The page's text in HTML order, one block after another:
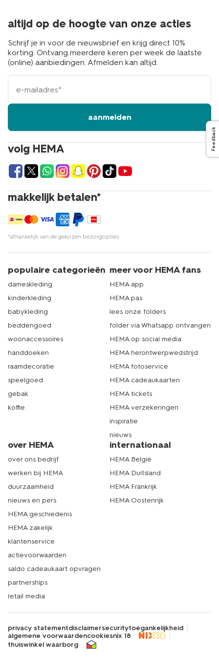
volg HEMA
makkelijk betalen*
*afhankelijk van de gekozen bezorgopties
altijd op de hoogte van onze acties
Schrijf je in voor de nieuwsbrief en krijg direct 10%
korting. Ontvang meerdere keren per week de laatste
(online) aanbiedingen. Afmelden kan altijd.
e-
mailadres
aanmelden
populaire categorieën
dameskleding
kinderkleding
babykleding
beddengoed
woonaccessoires
handdoeken
raamdecoratie
speelgoed
gebak
koffie
meer voor HEMA fans
HEMA app
HEMA pas
lees onze folders
folder via Whatsapp ontvangen
HEMA op social media
HEMA herontwerpwedstrijd
HEMA fotoservice
HEMA cadeaukaarten
HEMA tickets
HEMA verzekeringen
inspiratie
nieuws
over HEMA
over ons bedrijf
werken bij HEMA
duurzaamheid
nieuws en pers
HEMA geschiedenis
HEMA zakelijk
klantenservice
actievoorwaarden
saldo cadeaukaart opvragen
partnerships
retail media
internationaal
HEMA België
HEMA Duitsland
HEMA Frankrijk
HEMA Oostenrijk
privacy statementdisclaimersecuritytoegankelijkheid
algemene voorwaardencookiesnix 18
thuiswinkel waarborg
Feedback